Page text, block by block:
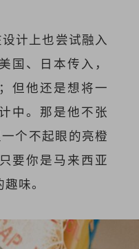
设计上也尝试融入
国、日本传入，
但他还是想将一
中。那是他不张
个不起眼的亮橙
你是马来西亚
味。